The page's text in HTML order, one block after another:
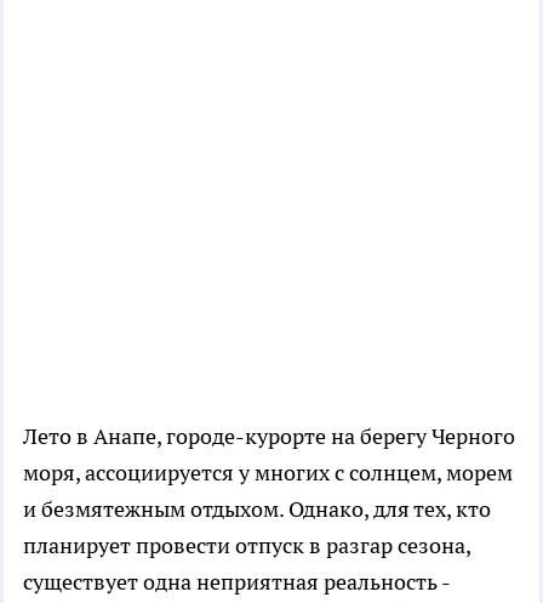
Лето в Анапе, городе-курорте на берегу Черного
моря, ассоциируется у многих с солнцем, морем
и безмятежным отдыхом. Однако, для тех, кто
планирует провести отпуск в разгар сезона,
существует одна неприятная реальность -